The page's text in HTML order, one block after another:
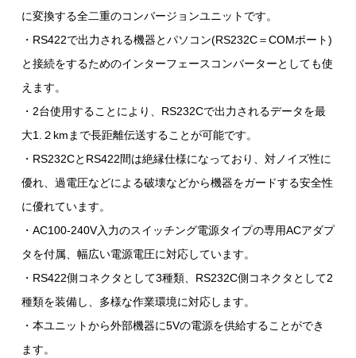
に変換する全二重のコンバージョンユニットです。
・RS422で出力される機器とパソコン(RS232C＝COMポート)
と接続をするためのインターフェースコンバーターとしても使
えます。
・2台使用することにより、RS232Cで出力されるデータを最
大1.２kmまで長距離伝送することが可能です。
・RS232CとRS422間は絶縁仕様になっており、対ノイズ性に
優れ、過電圧などによる破壊などから機器をガードする安全性
に優れています。
・AC100-240V入力のスイッチング電源タイプの専用ACアダプ
タを付属、幅広い電源電圧に対応しています。
・RS422側コネクタとして3種類、RS232C側コネクタとして2
種類を装備し、多様な作業環境に対応します。
・本ユニットから外部機器に5Vの電源を供給することができ
ます。